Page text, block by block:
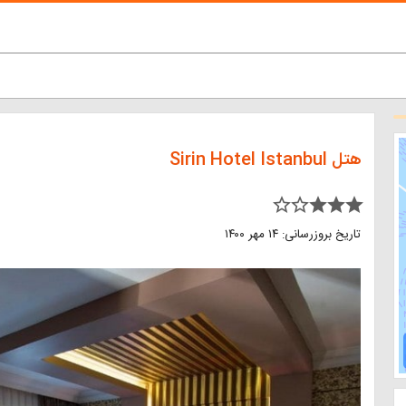
هتل Sirin Hotel Istanbul
star_border star_border star star star
تاریخ بروزرسانی: ۱۴ مهر ۱۴۰۰